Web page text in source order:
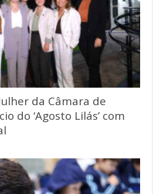
da Câmara de
do ‘Agosto Lilás’ com